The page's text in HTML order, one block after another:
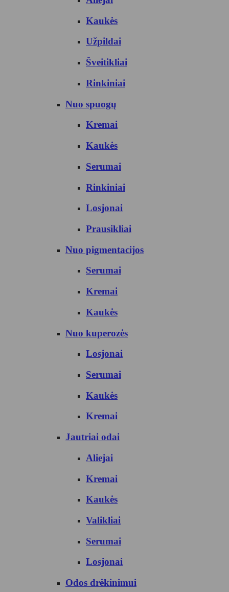
Kaukės
Užpildai
Šveitikliai
Rinkiniai
Nuo spuogų
Kremai
Kaukės
Serumai
Rinkiniai
Losjonai
Prausikliai
Nuo pigmentacijos
Serumai
Kremai
Kaukės
Nuo kuperozės
Losjonai
Serumai
Kaukės
Kremai
Jautriai odai
Aliejai
Kremai
Kaukės
Valikliai
Serumai
Losjonai
Odos drėkinimui